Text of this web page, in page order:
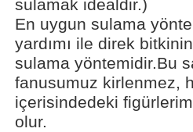
sulamak idealdir.)
En uygun sulama
yardımı ile direk
sulama yöntemidir.Bu
fanusumuz kirlenmez,
içerisindedeki
olur.